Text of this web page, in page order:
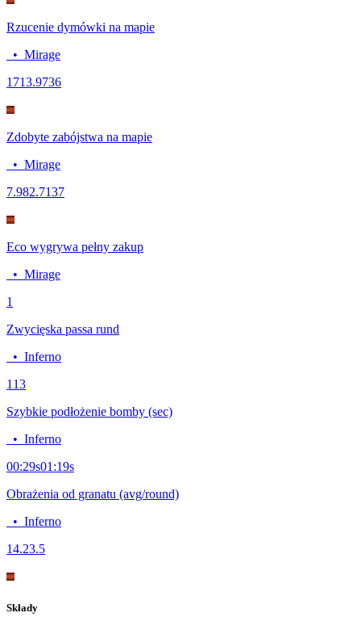
Rzucenie dymówki na mapie
• Mirage
1713.9736
Zdobyte zabójstwa na mapie
• Mirage
7.982.7137
Eco wygrywa pełny zakup
• Mirage
1
Zwycięska passa rund
• Inferno
113
Szybkie podłożenie bomby (sec)
• Inferno
00:29s01:19s
Obrażenia od granatu (avg/round)
• Inferno
14.23.5
Składy